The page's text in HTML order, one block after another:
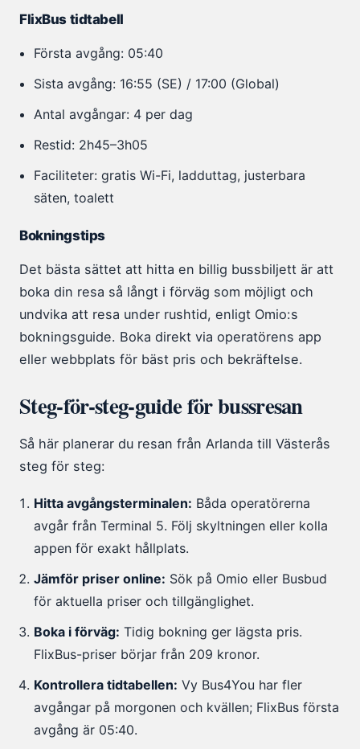
FlixBus tidtabell
Första avgång: 05:40
Sista avgång: 16:55 (SE) / 17:00 (Global)
Antal avgångar: 4 per dag
Restid: 2h45–3h05
Faciliteter: gratis Wi-Fi, ladduttag, justerbara
säten, toalett
Bokningstips
Det bästa sättet att hitta en billig bussbiljett är att
boka din resa så långt i förväg som möjligt och
undvika att resa under rushtid, enligt Omio:s
bokningsguide. Boka direkt via operatörens app
eller webbplats för bäst pris och bekräftelse.
Steg-för-steg-guide för bussresan
Så här planerar du resan från Arlanda till Västerås
steg för steg:
Hitta avgångsterminalen: Båda operatörerna
avgår från Terminal 5. Följ skyltningen eller kolla
appen för exakt hållplats.
Jämför priser online: Sök på Omio eller Busbud
för aktuella priser och tillgänglighet.
Boka i förväg: Tidig bokning ger lägsta pris.
FlixBus-priser börjar från 209 kronor.
Kontrollera tidtabellen: Vy Bus4You har fler
avgångar på morgonen och kvällen; FlixBus första
avgång är 05:40.